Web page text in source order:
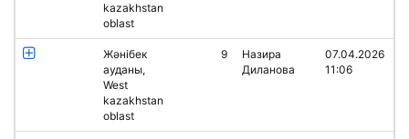
kazakhstan
oblast
Жәнібек
ауданы,
West
kazakhstan
oblast
9
Назира
Диланова
07.04.2026
11:06